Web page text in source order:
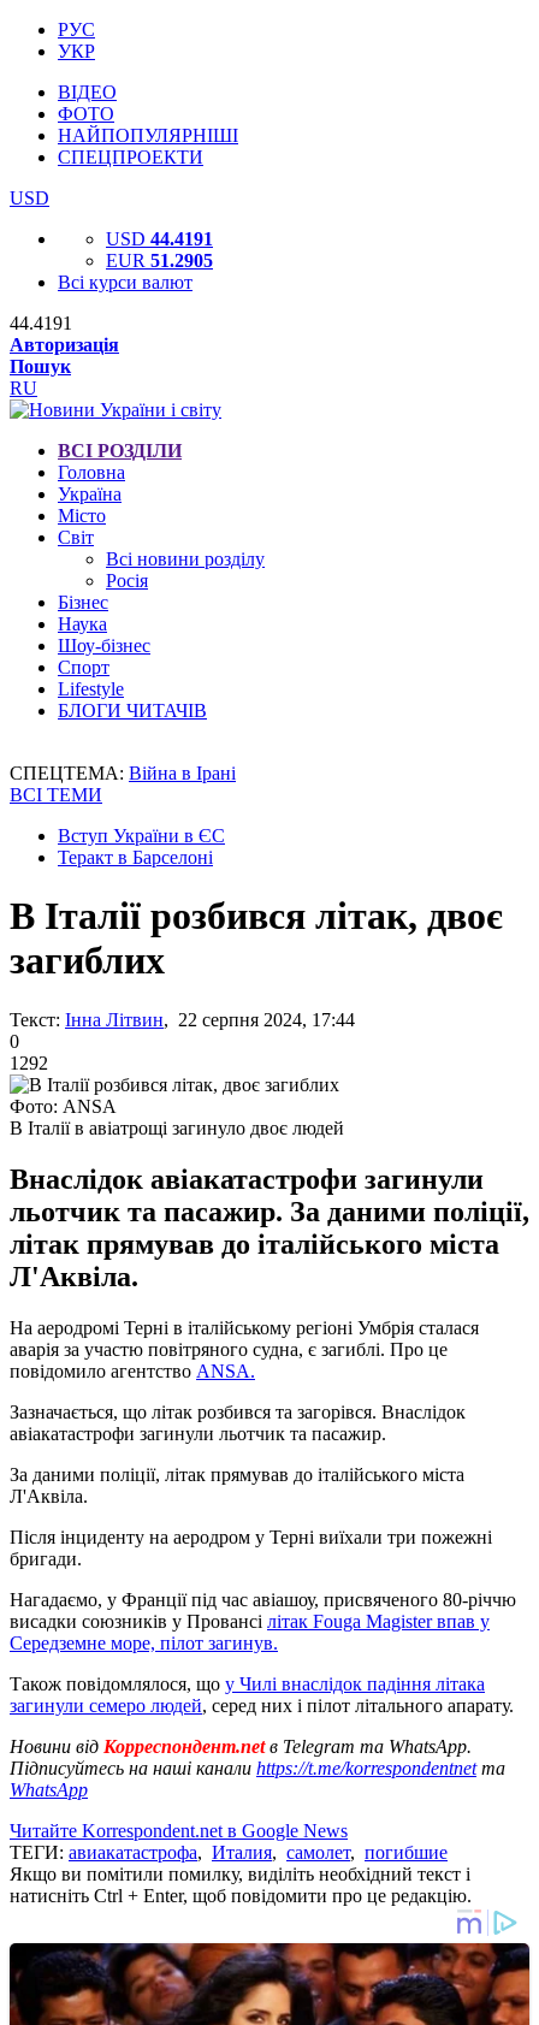
РУС
УКР
ВІДЕО
ФОТО
НАЙПОПУЛЯРНІШІ
СПЕЦПРОЕКТИ
USD
USD 44.4191
EUR 51.2905
Всі курси валют
44.4191
Авторизація
Пошук
RU
ВСІ РОЗДІЛИ
Головна
Україна
Місто
Світ
Всі новини розділу
Росія
Бізнес
Наука
Шоу-бізнес
Спорт
Lifestyle
БЛОГИ ЧИТАЧІВ
СПЕЦТЕМА: Війна в Ірані
ВСІ ТЕМИ
Вступ України в ЄС
Теракт в Барселоні
В Італії розбився літак, двоє
загиблих
Текст: Інна Літвин, 22 серпня 2024, 17:44
0
1292
Фото: ANSA
В Італії в авіатрощі загинуло двоє людей
Внаслідок авіакатастрофи загинули
льотчик та пасажир. За даними поліції,
літак прямував до італійського міста
Л'Аквіла.
На аеродромі Терні в італійському регіоні Умбрія сталася
аварія за участю повітряного судна, є загиблі. Про це
повідомило агентство ANSA.
Зазначається, що літак розбився та загорівся. Внаслідок
авіакатастрофи загинули льотчик та пасажир.
За даними поліції, літак прямував до італійського міста
Л'Аквіла.
Після інциденту на аеродром у Терні виїхали три пожежні
бригади.
Нагадаємо, у Франції під час авіашоу, присвяченого 80-річчю
висадки союзників у Провансі літак Fouga Magister впав у
Середземне море, пілот загинув.
Також повідомлялося, що у Чилі внаслідок падіння літака
загинули семеро людей, серед них і пілот літального апарату.
Новини від Корреспондент.netв Telegram та WhatsApp.
Підписуйтесь на наші канали https://t.me/korrespondentnetта
WhatsApp
Читайте Korrespondent.net в Google News
ТЕГИ: авиакатастрофа, Италия, самолет, погибшие
Якщо ви помітили помилку, виділіть необхідний текст і
натисніть Ctrl + Enter, щоб повідомити про це редакцію.